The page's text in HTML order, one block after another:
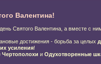
Валентина!
Святого Валентина, а вместе с
достижения - борьба за целых
их усиления!
Чертополохи и Одухотворенные